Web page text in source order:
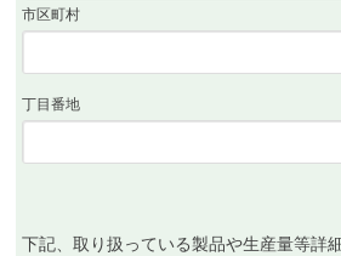
市区町村
丁目番地
下記、取り扱っている製品や生産量等詳